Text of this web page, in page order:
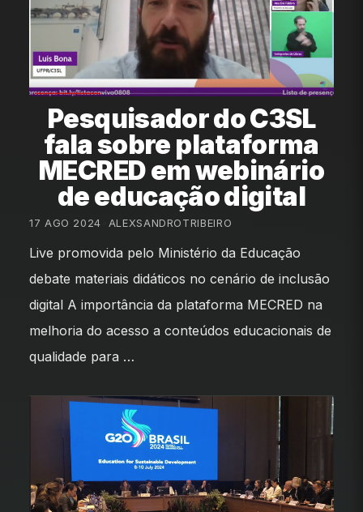
Pesquisador do C3SL
fala sobre plataforma
MECRED em webinário
de educação digital
17 AGO 2024 ALEXSANDROTRIBEIRO
Live promovida pelo Ministério da Educação
debate materiais didáticos no cenário de inclusão
digital A importância da plataforma MECRED na
melhoria do acesso a conteúdos educacionais de
qualidade para …